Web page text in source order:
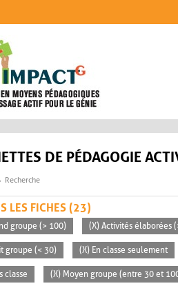
DE PÉDAGOGIE
Recherche
LES FICHES (23)
groupe (> 100) (X) Activités élaborées
groupe (< 30) (X) En classe seulement
classe (X) Moyen groupe (entre 30 et